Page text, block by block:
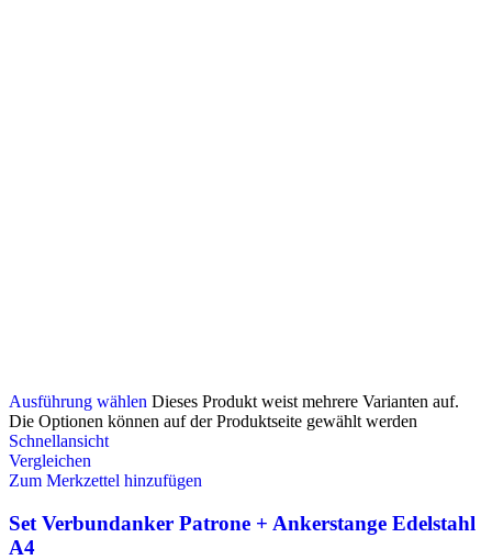
Ausführung wählen Dieses Produkt weist mehrere Varianten auf.
Die Optionen können auf der Produktseite gewählt werden
Schnellansicht
Vergleichen
Zum Merkzettel hinzufügen
Set Verbundanker Patrone + Ankerstange Edelstahl
A4